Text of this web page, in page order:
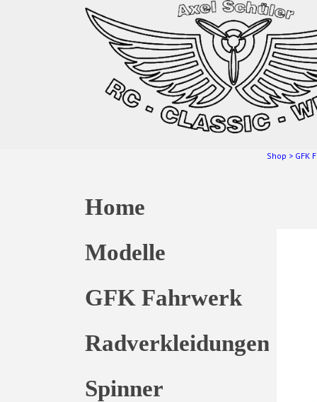
Home
Modelle
GFK Fahrwerk
Radverkleidungen
Spinner
Shop > GFK